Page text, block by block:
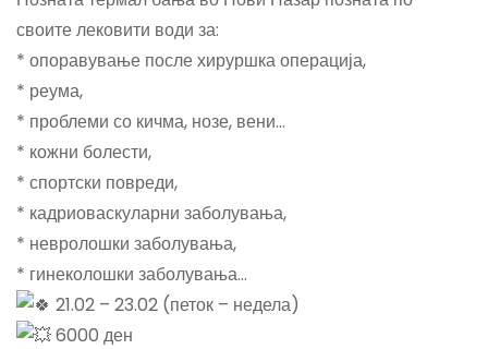
своите лековити води за:
* опоравување после хируршка операција,
* реума,
* проблеми со кичма, нозе, вени…
* кожни болести,
* спортски повреди,
* кадриоваскуларни заболувања,
* невролошки заболувања,
* гинеколошки заболувања…
21.02 – 23.02 (петок – недела)
6000 ден